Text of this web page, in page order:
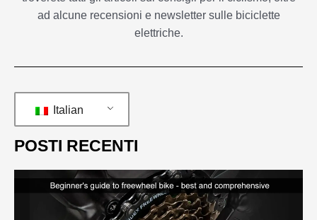
ad alcune recensioni e newsletter sulle biciclette
elettriche.
Italian
POSTI RECENTI